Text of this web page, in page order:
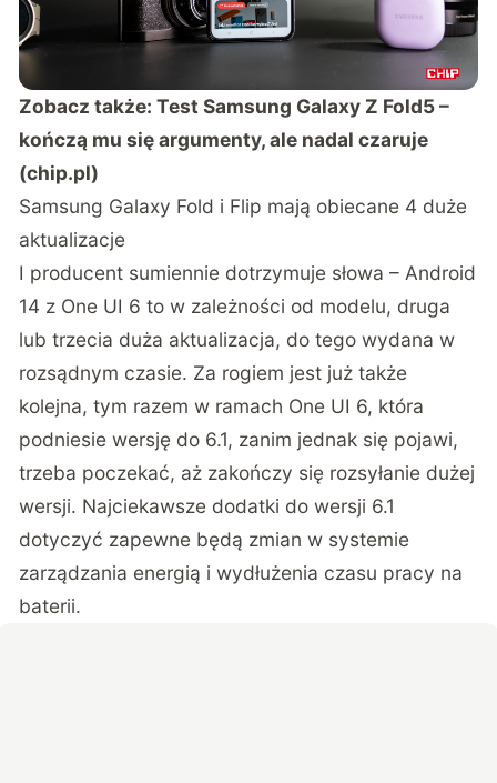
Zobacz także:Test Samsung Galaxy Z Fold5 –
kończą mu się argumenty, ale nadal czaruje
(chip.pl)
Samsung Galaxy Fold i Flip mają obiecane 4 duże
aktualizacje
I producent sumiennie dotrzymuje słowa – Android
14 z One UI 6 to w zależności od modelu, druga
lub trzecia duża aktualizacja, do tego wydana w
rozsądnym czasie. Za rogiem jest już także
kolejna, tym razem w ramach One UI 6, która
podniesie wersję do 6.1, zanim jednak się pojawi,
trzeba poczekać, aż zakończy się rozsyłanie dużej
wersji. Najciekawsze dodatki do wersji 6.1
dotyczyć zapewne będą zmian w systemie
zarządzania energią i wydłużenia czasu pracy na
baterii.